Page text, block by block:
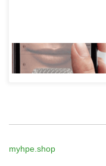
myhpe.shop